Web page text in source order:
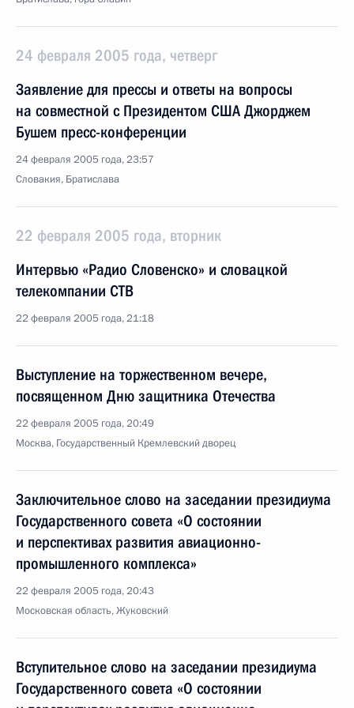
24 февраля 2005 года, четверг
Заявление для прессы и ответы на вопросы
на совместной с Президентом США Джорджем
Бушем пресс-конференции
24 февраля 2005 года, 23:57
Словакия, Братислава
22 февраля 2005 года, вторник
Интервью «Радио Словенско» и словацкой
телекомпании СТВ
22 февраля 2005 года, 21:18
Выступление на торжественном вечере,
посвященном Дню защитника Отечества
22 февраля 2005 года, 20:49
Москва, Государственный Кремлевский дворец
Заключительное слово на заседании президиума
Государственного совета «О состоянии
и перспективах развития авиационно-
промышленного комплекса»
22 февраля 2005 года, 20:43
Московская область, Жуковский
Вступительное слово на заседании президиума
Государственного совета «О состоянии